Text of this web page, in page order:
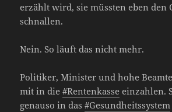
erzählt wird, sie müssten eben den
schnallen.
Nein. So läuft das nicht mehr.
Politiker, Minister und hohe
mit in die#Rentenkasse einzahlen.
genauso in das#Gesundheitssystem